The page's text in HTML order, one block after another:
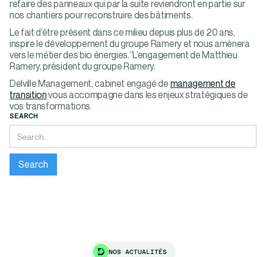
refaire des panneaux qui par la suite reviendront en partie sur
nos chantiers pour reconstruire des bâtiments.
Le fait d’être présent dans ce milieu depuis plus de 20 ans,
inspire le développement du groupe Ramery et nous amènera
vers le métier des bio énergies.”L’engagement de Matthieu
Ramery, président du groupe Ramery.
Delville Management, cabinet engagé de management de
transitionvous accompagne dans les enjeux stratégiques de
vos transformations.
SEARCH
NOS ACTUALITÉS